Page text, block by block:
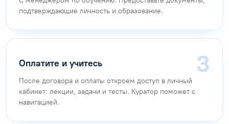
подтверждающие личность и образование.
Оплатите и учитесь
После договора и оплаты откроем доступ в личный
кабинет: лекции, задачи и тесты. Куратор поможет с
навигацией.